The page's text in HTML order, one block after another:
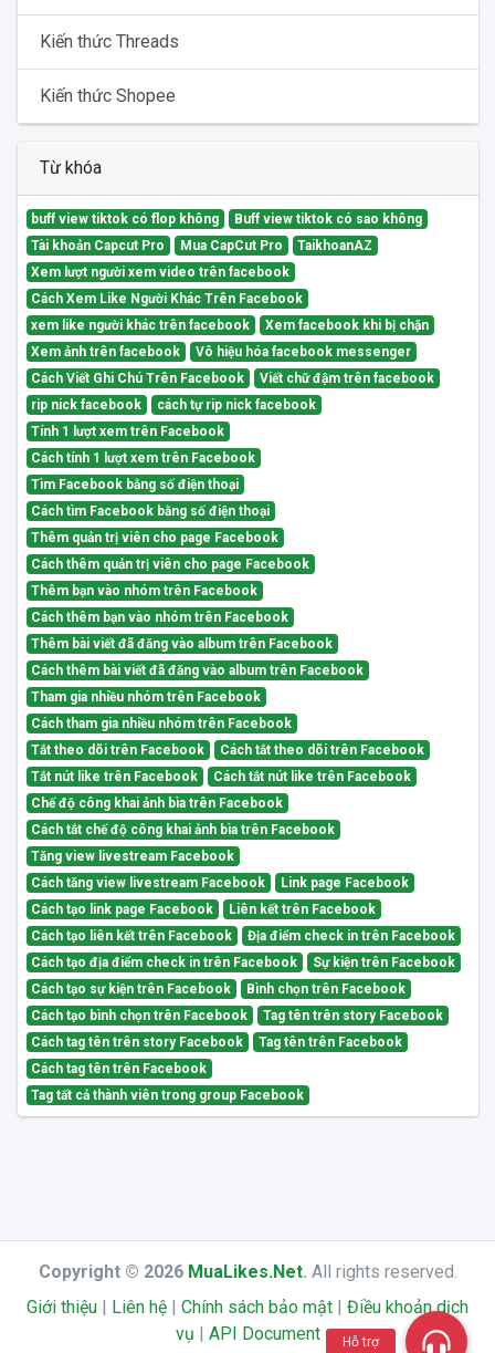
Kiến thức Threads
Kiến thức Shopee
Từ khóa
buff view tiktok có flop không
Buff view tiktok có sao không
Tài khoản Capcut Pro
Mua CapCut Pro
TaikhoanAZ
Xem lượt người xem video trên facebook
Cách Xem Like Người Khác Trên Facebook
xem like người khác trên facebook
Xem facebook khi bị chặn
Xem ảnh trên facebook
Vô hiệu hóa facebook messenger
Cách Viết Ghi Chú Trên Facebook
Viết chữ đậm trên facebook
rip nick facebook
cách tự rip nick facebook
Tính 1 lượt xem trên Facebook
Cách tính 1 lượt xem trên Facebook
Tìm Facebook bằng số điện thoại
Cách tìm Facebook bằng số điện thoại
Thêm quản trị viên cho page Facebook
Cách thêm quản trị viên cho page Facebook
Thêm bạn vào nhóm trên Facebook
Cách thêm bạn vào nhóm trên Facebook
Thêm bài viết đã đăng vào album trên Facebook
Cách thêm bài viết đã đăng vào album trên Facebook
Tham gia nhiều nhóm trên Facebook
Cách tham gia nhiều nhóm trên Facebook
Tắt theo dõi trên Facebook
Cách tắt theo dõi trên Facebook
Tắt nút like trên Facebook
Cách tắt nút like trên Facebook
Chế độ công khai ảnh bìa trên Facebook
Cách tắt chế độ công khai ảnh bìa trên Facebook
Tăng view livestream Facebook
Cách tăng view livestream Facebook
Link page Facebook
Cách tạo link page Facebook
Liên kết trên Facebook
Cách tạo liên kết trên Facebook
Địa điểm check in trên Facebook
Cách tạo địa điểm check in trên Facebook
Sự kiện trên Facebook
Cách tạo sự kiện trên Facebook
Bình chọn trên Facebook
Cách tạo bình chọn trên Facebook
Tag tên trên story Facebook
Cách tag tên trên story Facebook
Tag tên trên Facebook
Cách tag tên trên Facebook
Tag tất cả thành viên trong group Facebook
Copyright © 2026 MuaLikes.Net. All rights reserved.
Giới thiệu | Liên hệ | Chính sách bảo mật | Điều khoản dịch
vụ | API Document Hỗ trợ